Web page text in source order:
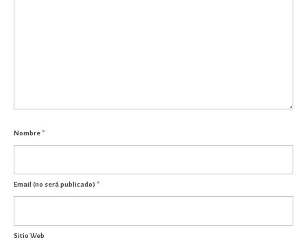
Nombre*
Email (no será publicado) *
Sitio Web